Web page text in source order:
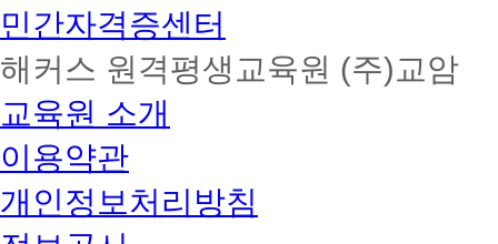
민간자격증센터
해커스 원격평생교육원 (주)교암
교육원 소개
이용약관
개인정보처리방침